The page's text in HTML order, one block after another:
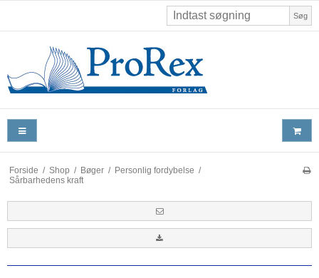
Søg
Forside / Shop / Bøger / Personlig fordybelse /
Sårbarhedens kraft